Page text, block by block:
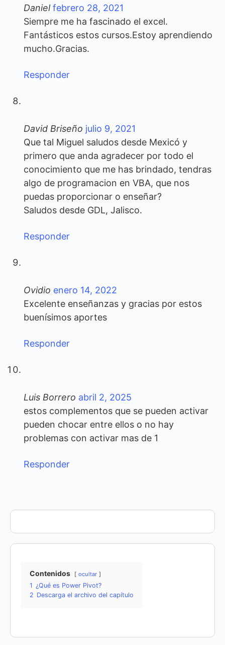
Daniel febrero 28, 2021
Siempre me ha fascinado el excel.
Fantásticos estos cursos.Estoy aprendiendo
mucho.Gracias.
Responder
David Briseño julio 9, 2021
Que tal Miguel saludos desde Mexicó y
primero que anda agradecer por todo el
conocimiento que me has brindado, tendras
algo de programacion en VBA, que nos
puedas proporcionar o enseñar?
Saludos desde GDL, Jalisco.
Responder
Ovidio enero 14, 2022
Excelente enseñanzas y gracias por estos
buenísimos aportes
Responder
Luis Borrero abril 2, 2025
estos complementos que se pueden activar
pueden chocar entre ellos o no hay
problemas con activar mas de 1
Responder
Contenidos ocultar
1 ¿Qué es Power Pivot?
2 Descarga el archivo del capítulo